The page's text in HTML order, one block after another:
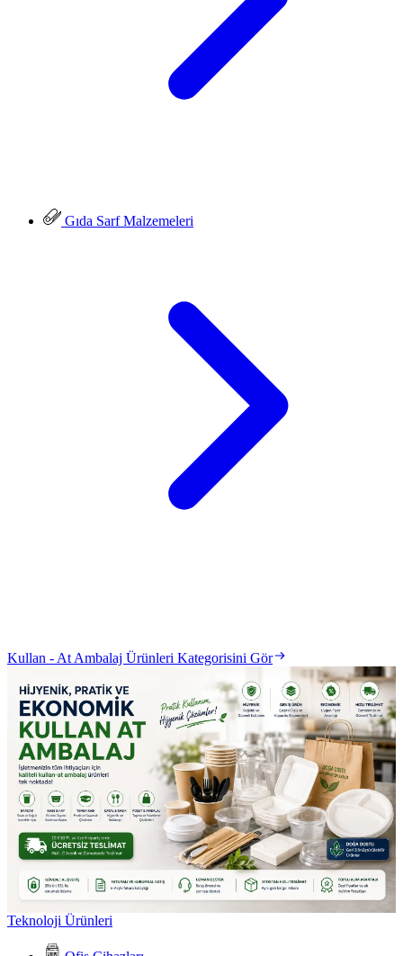
Gıda Sarf Malzemeleri
Kullan - At Ambalaj Ürünleri Kategorisini Gör
Teknoloji Ürünleri